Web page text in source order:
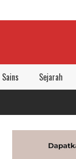
Sains Sejarah